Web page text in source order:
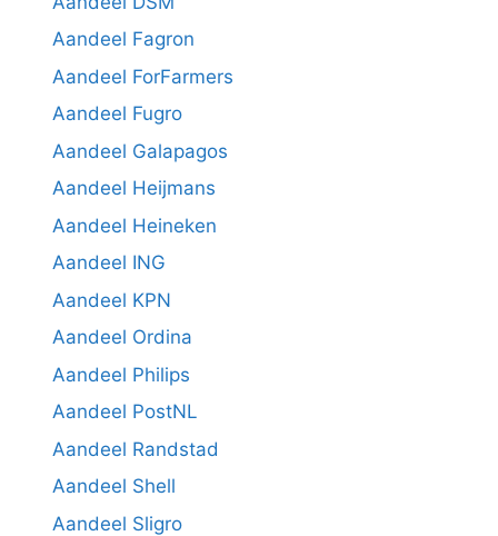
Aandeel Fagron
Aandeel ForFarmers
Aandeel Fugro
Aandeel Galapagos
Aandeel Heijmans
Aandeel Heineken
Aandeel ING
Aandeel KPN
Aandeel Ordina
Aandeel Philips
Aandeel PostNL
Aandeel Randstad
Aandeel Shell
Aandeel Sligro